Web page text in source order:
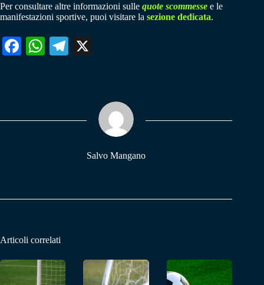
Per consultare altre informazioni sulle quote scommesse e le
manifestazioni sportive, puoi visitare la sezione dedicata.
Fa W
pp
Te
m
Salvo Mangano
Articoli correlati